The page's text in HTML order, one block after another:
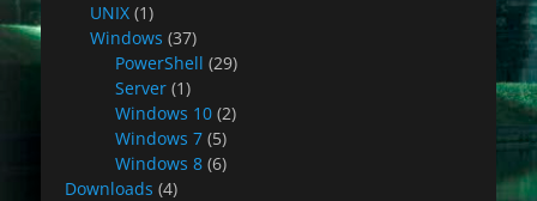
UNIX (1)
Windows (37)
PowerShell (29)
Server (1)
Windows 10 (2)
Windows 7 (5)
Windows 8 (6)
Downloads (4)